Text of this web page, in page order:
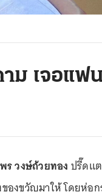
ม เจอแฟ
ร วงษ์ถ้วยทองปรี๊ดแ
องขวัญมาให้ โดยห่อ